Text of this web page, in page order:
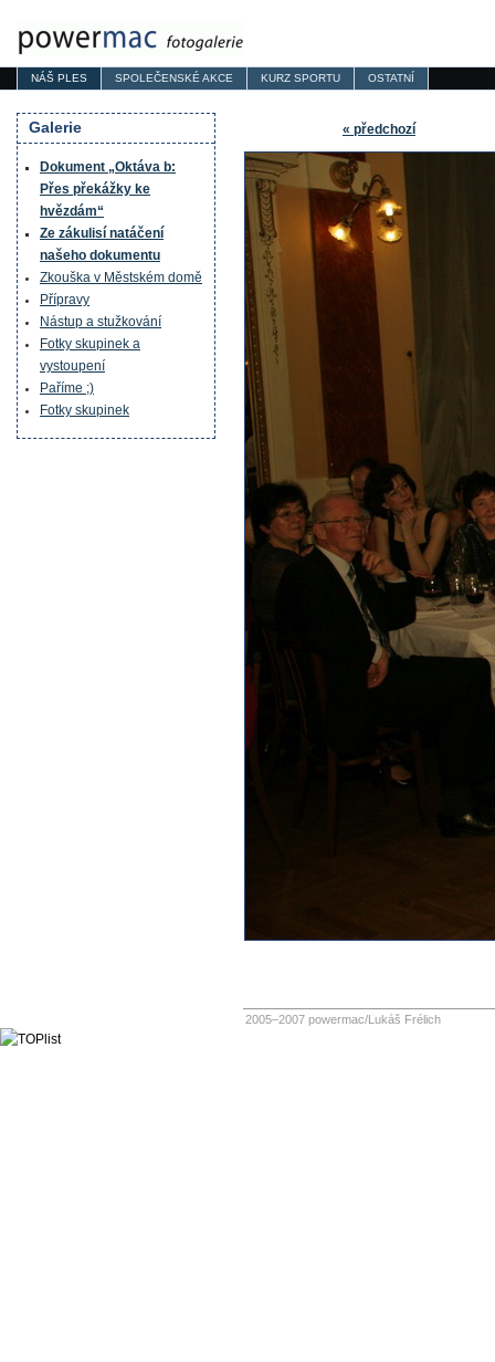
NÁŠ PLES SPOLEČENSKÉ AKCE KURZ SPORTU OSTATNÍ
« předchozí
Galerie
Dokument „Oktáva b:
Přes překážky ke
hvězdám“
Ze zákulisí natáčení
našeho dokumentu
Zkouška v Městském domě
Přípravy
Nástup a stužkování
Fotky skupinek a
vystoupení
Paříme ;)
Fotky skupinek
2005–2007 powermac/Lukáš Frélich